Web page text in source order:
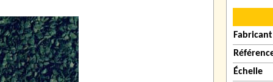
Fabricant
Échelle